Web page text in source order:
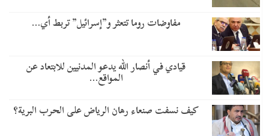
مفاوضات روما تتعثر و”إسرائيل” تربط أي…
قيادي في أنصار الله يدعو المدنيين للابتعاد عن
المواقع…
كيف نسفت صنعاء رهان الرياض على الحرب البرية؟